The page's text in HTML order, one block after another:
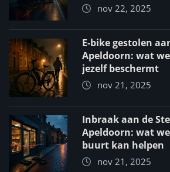
nov 22, 2025
E-bike gestolen
Apeldoorn: wat
jezelf beschermt
nov 21, 2025
Inbraak aan de
Apeldoorn: wat
buurt kan helpen
nov 21, 2025